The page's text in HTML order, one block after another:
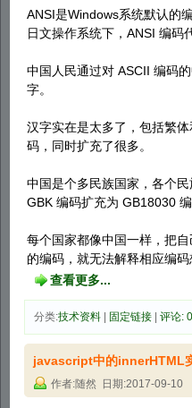
ANSI是Windows系统默认的
日文操作系统下，ANSI 编码
中国人民通过对 ASCII 编码
字。
汉字实在是太多了，包括繁
码，同时扩充了很多。
中国是个多民族国家，各个
GBK 编码扩充为 GB18030 编
每个国家都像中国一样，把
的编码，就无法解释相应编码
查看更多...
分类:技术资料| 固定链接| 评论: 0
javascript中的innerHTML
作者:随然 日期:2017-09-10